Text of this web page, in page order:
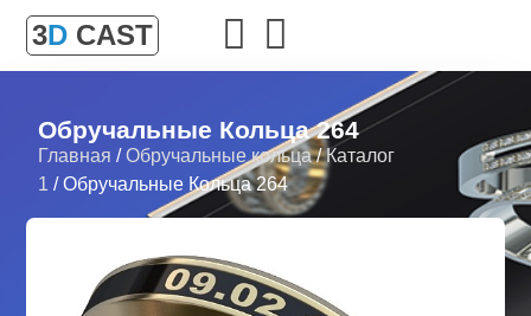
3D CAST
Обручальные Кольца 264
Главная /Обручальные кольца/Каталог
1 / Обручальные Кольца 264